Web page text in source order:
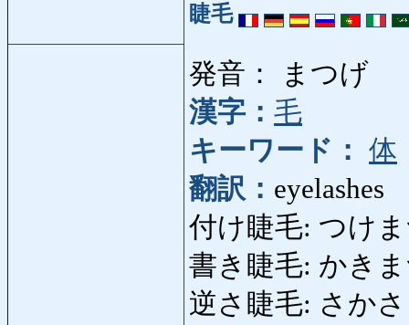
睫毛
発音： まつげ
漢字： 毛
キーワード： 体
翻訳： eyelashes
付け睫毛: つけ
書き睫毛: かき
逆さ睫毛: さか